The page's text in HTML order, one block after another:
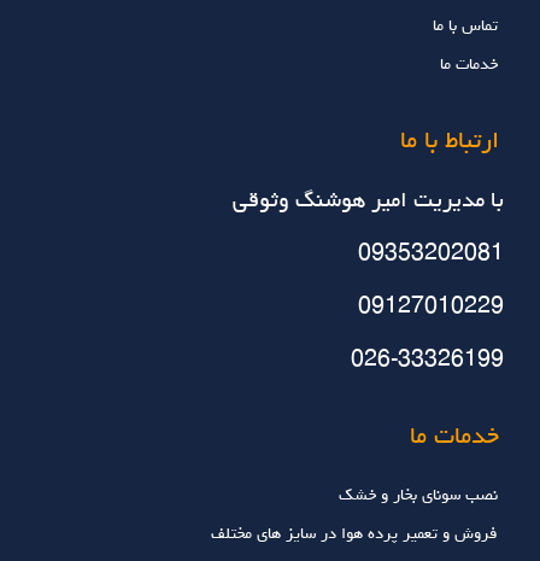
تماس با ما
خدمات ما
ارتباط با ما
با مديريت امير هوشنگ وثوقي
09353202081
09127010229
026-33326199
خدمات ما
نصب سونای بخار و خشک
فروش و تعمیر پرده هوا در سایز های مختلف